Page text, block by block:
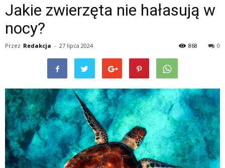
Jakie zwierzęta nie hałasują w
nocy?
Przez Redakcja - 27 lipca 2024 0
868